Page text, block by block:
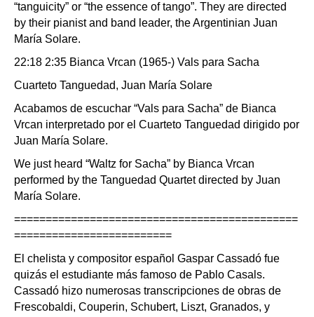
“tanguicity” or “the essence of tango”. They are directed
by their pianist and band leader, the Argentinian Juan
María Solare.
22:18 2:35 Bianca Vrcan (1965-) Vals para Sacha
Cuarteto Tanguedad, Juan María Solare
Acabamos de escuchar “Vals para Sacha” de Bianca
Vrcan interpretado por el Cuarteto Tanguedad dirigido por
Juan María Solare.
We just heard “Waltz for Sacha” by Bianca Vrcan
performed by the Tanguedad Quartet directed by Juan
María Solare.
=============================================
=========================
El chelista y compositor español Gaspar Cassadó fue
quizás el estudiante más famoso de Pablo Casals.
Cassadó hizo numerosas transcripciones de obras de
Frescobaldi, Couperin, Schubert, Liszt, Granados, y